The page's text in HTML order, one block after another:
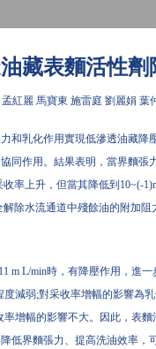
藏表麵活性
紅麗 馬寶東 施雷庭 劉麗娟 葉
和乳化作用實現低滲透油藏
同作用。結果表明，當界麵張
率上升，但當其降低到10~(-
除水流通道中殘餘油的附加阻
m L/min時，有降壓作用，進
度減弱;對采收率增幅的影響為
增幅的影響不大。因此，表
低界麵張力、提高洗油效率，